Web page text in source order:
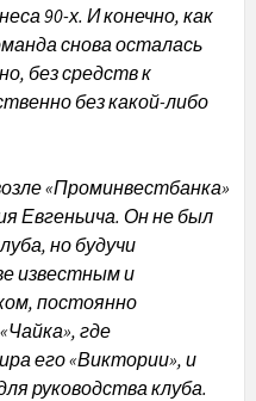
90-х. И конечно, как
снова осталась
без средств к
без какой-либо
«Проминвестбанка»
Евгеньича. Он не был
но будучи
известным и
постоянно
где
его «Виктории», и
руководства клуба.